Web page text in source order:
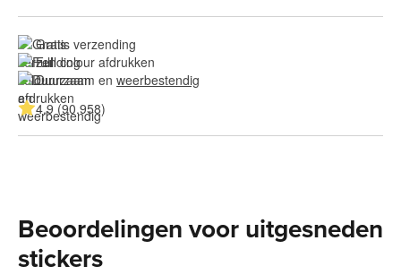
Gratis verzending
Full colour afdrukken
Duurzaam en weerbestendig
4.9 (90.958)
Beoordelingen voor uitgesneden
stickers